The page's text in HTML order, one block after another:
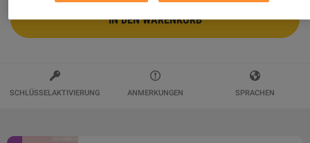
IN DEN WARENKORB
SCHLÜSSELAKTIVIERUNG ANMERKUNGEN SPRACHEN